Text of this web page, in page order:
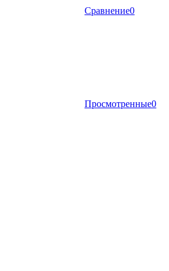
Сравнение0
Просмотренные0